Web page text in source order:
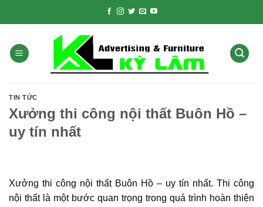
TIN TỨC
Xưởng thi công nội thất Buôn Hồ –
uy tín nhất
Xưởng thi công nội thất Buôn Hồ – uy tín nhất. Thi công
nội thất là một bước quan trọng trong quá trình hoàn thiện